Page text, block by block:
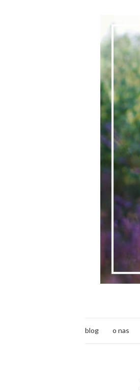
blog o nas